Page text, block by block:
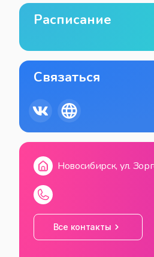
Расписание
Связаться
Новосибирск, ул.
Все контакты